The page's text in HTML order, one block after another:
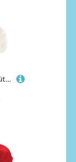
Cosplay-Weihnachtsmannmütze für Erwachsene, bequem, traditionell, rot und weiß, Weihnachtsmann für Neujahrsgeschenke, rot-weißer Samt für weiche Mützen für Damen, Vintage, winddicht für den Winter